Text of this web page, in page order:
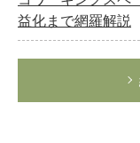
益化まで網羅解説